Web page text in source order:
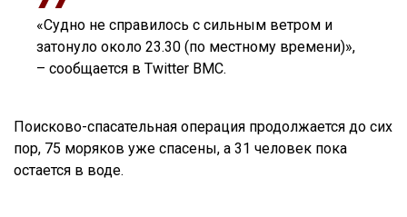
«Судно не справилось с сильным ветром и
затонуло около 23.30 (по местному времени)»,
– сообщается в Twitter ВМС.
Поисково-спасательная операция продолжается до сих
пор, 75 моряков уже спасены, а 31 человек пока
остается в воде.